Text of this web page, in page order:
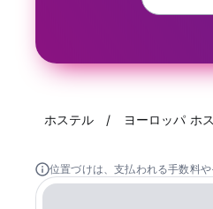
ホステル ヨーロッパ ホ
位置づけは、支払われる手数料